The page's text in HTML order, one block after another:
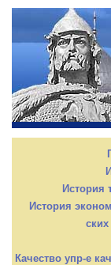
История
История
Качество упр-е